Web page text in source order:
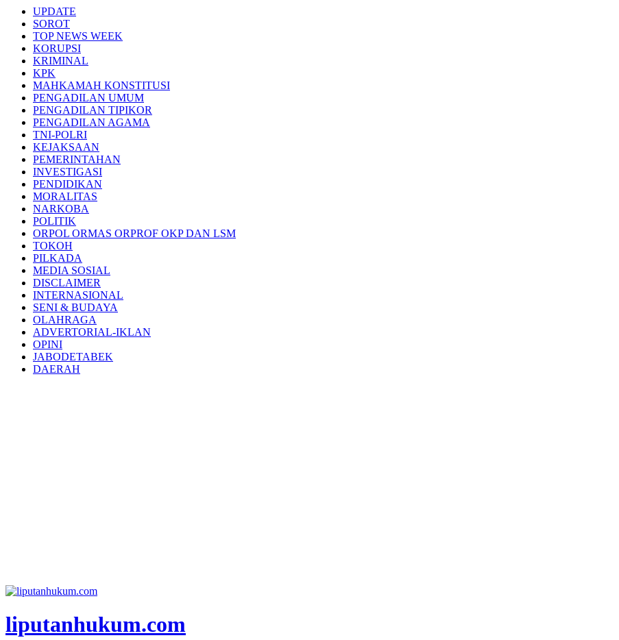
UPDATE
SOROT
TOP NEWS WEEK
KORUPSI
KRIMINAL
KPK
MAHKAMAH KONSTITUSI
PENGADILAN UMUM
PENGADILAN TIPIKOR
PENGADILAN AGAMA
TNI-POLRI
KEJAKSAAN
PEMERINTAHAN
INVESTIGASI
PENDIDIKAN
MORALITAS
NARKOBA
POLITIK
ORPOL ORMAS ORPROF OKP DAN LSM
TOKOH
PILKADA
MEDIA SOSIAL
DISCLAIMER
INTERNASIONAL
SENI & BUDAYA
OLAHRAGA
ADVERTORIAL-IKLAN
OPINI
JABODETABEK
DAERAH
liputanhukum.com